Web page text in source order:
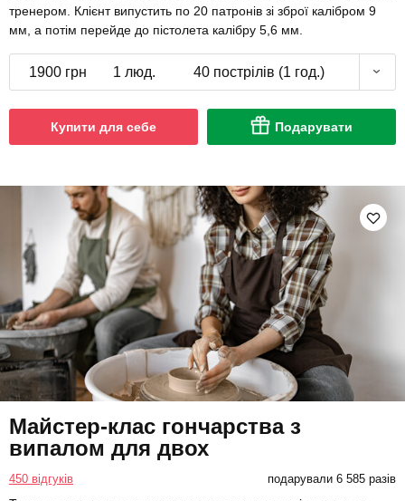
тренером. Клієнт випустить по 20 патронів зі зброї калібром 9
мм, а потім перейде до пістолета калібру 5,6 мм.
1900 грн 1 люд. 40 пострілів (1 год.)
Купити для себе Подарувати
Майстер-клас гончарства з
випалом для двох
450 відгуків подарували 6 585 разів